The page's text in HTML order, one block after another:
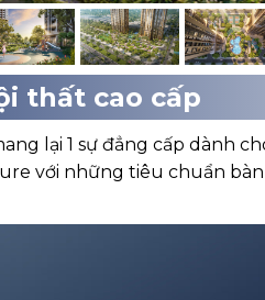
thất cao cấp
lại 1 sự đẳng cấp dành
với những tiêu chuẩn